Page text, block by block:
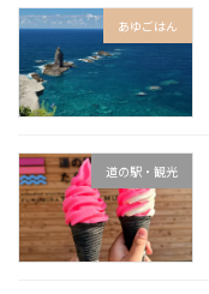
あゆごはん
道の駅・観光